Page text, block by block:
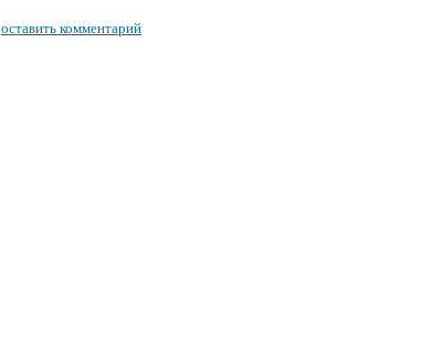
оставить комментарий